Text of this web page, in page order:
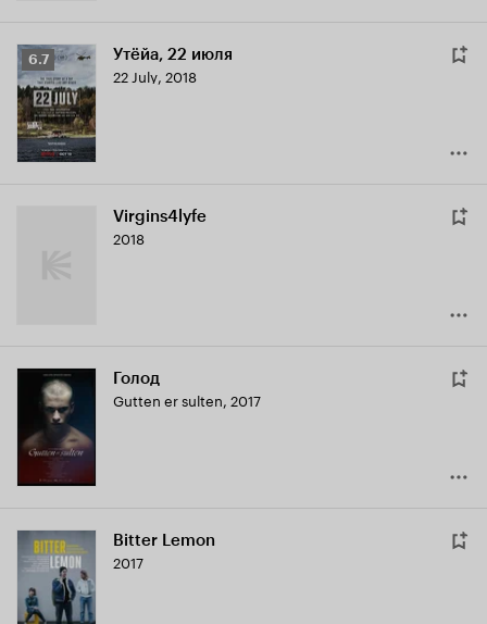
Рейтинг
Кинопоиска
6.7
6.7 Утёйа, 22 июля
22 July, 2018
Virgins4lyfe
2018
Голод
Gutten er sulten, 2017
Bitter Lemon
2017